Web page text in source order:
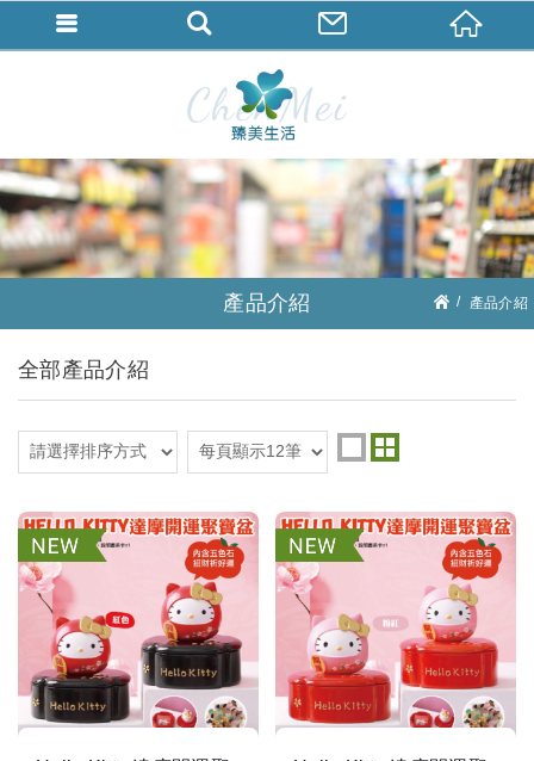
產品介紹 產品介紹
全部產品介紹